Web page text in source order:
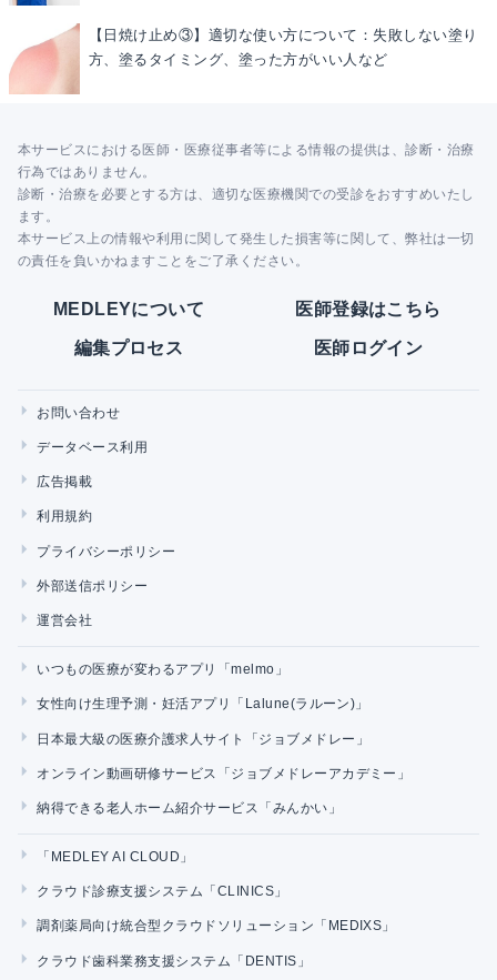
【日焼け止め③】適切な使い方について：失敗しない塗り
方、塗るタイミング、塗った方がいい人など
本サービスにおける医師・医療従事者等による情報の提供は、診断・治療
行為ではありません。
診断・治療を必要とする方は、適切な医療機関での受診をおすすめいたし
ます。
本サービス上の情報や利用に関して発生した損害等に関して、弊社は一切
の責任を負いかねますことをご了承ください。
MEDLEYについて 医師登録はこちら
編集プロセス 医師ログイン
お問い合わせ
データベース利用
広告掲載
利用規約
プライバシーポリシー
外部送信ポリシー
運営会社
いつもの医療が変わるアプリ「melmo」
女性向け生理予測・妊活アプリ「Lalune(ラルーン)」
日本最大級の医療介護求人サイト「ジョブメドレー」
オンライン動画研修サービス「ジョブメドレーアカデミー」
納得できる老人ホーム紹介サービス「みんかい」
「MEDLEY AI CLOUD」
クラウド診療支援システム「CLINICS」
調剤薬局向け統合型クラウドソリューション「MEDIXS」
クラウド歯科業務支援システム「DENTIS」